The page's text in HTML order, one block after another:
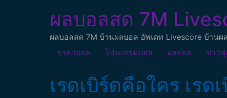
ผลบอลสด 7M
ผลบอลสด 7M บ้านผลบอล อัพเดท Livescore บ้าน
ราคาบอล
โปรแกรมบอล ผลบอล ข่าว
เรดเบิร์ดคือใคร เร